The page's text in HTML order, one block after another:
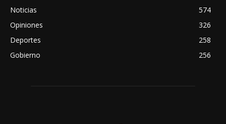
Noticias
574
Opiniones
326
Deportes
258
Gobierno
256